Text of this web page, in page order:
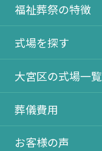
福祉葬祭の特徴
式場を探す
大宮区の式場一覧
葬儀費用
お客様の声